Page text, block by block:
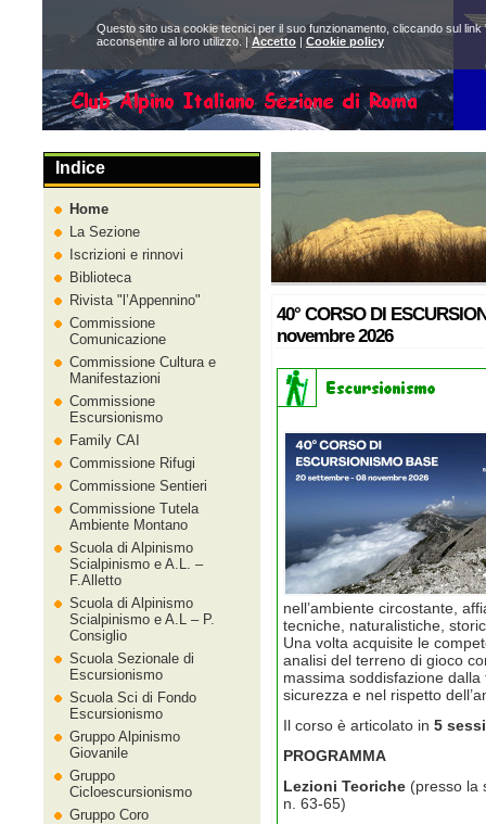
40° CORSO DI
novembre 2026
nell’ambiente circostante,
tecniche, naturalistiche,
Una volta acquisite le
analisi del terreno di gioco
massima soddisfazione
sicurezza e nel rispetto
Il corso è articolato in 5
PROGRAMMA
Lezioni Teoriche (presso la
n. 63-65)
Indice
Home
La Sezione
Iscrizioni e rinnovi
Biblioteca
Rivista
l’Appennino
Commissione
Comunicazione
Commissione Cultura e
Manifestazioni
Commissione
Escursionismo
Family CAI
Commissione Rifugi
Commissione Sentieri
Commissione Tutela
Ambiente Montano
Scuola di Alpinismo
Scialpinismo e A.L. –
F.Alletto
Scuola di Alpinismo
Scialpinismo e A.L – P.
Consiglio
Scuola Sezionale di
Escursionismo
Scuola Sci di Fondo
Escursionismo
Gruppo Alpinismo
Giovanile
Gruppo
Cicloescursionismo
Gruppo Coro
Questo sito usa cookie tecnici per il suo funzionamento, cliccando sul
acconsentire al loro utilizzo. |Accetto | Cookie policy